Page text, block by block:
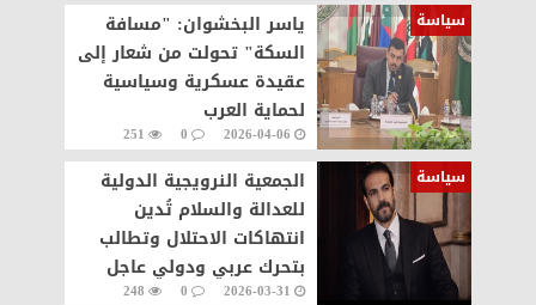
سياسة
​ياسر البخشوان: "مسافة
السكة" تحولت من شعار إلى
عقيدة عسكرية وسياسية
لحماية العرب
2026-04-06
0
251
سياسة
الجمعية النرويجية الدولية
للعدالة والسلام تُدين
انتهاكات الاحتلال وتطالب
بتحرك عربي ودولي عاجل
2026-03-31
0
248